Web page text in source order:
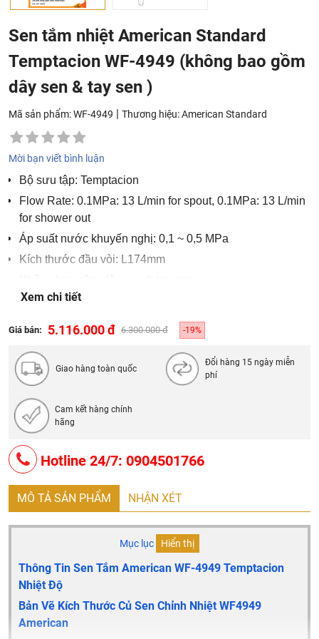
Sen tắm nhiệt American Standard
Temptacion WF-4949 (không bao gồm
dây sen & tay sen )
Mã sản phẩm: WF-4949 | Thương hiệu:American Standard
Mời bạn viết bình luận
Bộ sưu tập: Temptacion
Flow Rate: 0.1MPa: 13 L/min for spout, 0.1MPa: 13 L/min
for shower out
Áp suất nước khuyến nghị: 0,1 ~ 0,5 MPa
Kích thước đầu vòi: L174mm
Bảo hành 2 năm
Xem chi tiết
Giá bán: 5.116.000 đ 6.300.000 đ -19%
Giao hàng toàn quốc
Đổi hàng 15 ngày miễn
phí
Cam kết hàng chính
hãng
Hotline 24/7: 0904501766
MÔ TẢ SẢN PHẨM NHẬN XÉT
Mục lục Hiển thị
Thông Tin Sen Tắm American WF-4949 Temptacion
Nhiệt Độ
Bản Vẽ Kích Thước Củ Sen Chỉnh Nhiệt WF4949
American